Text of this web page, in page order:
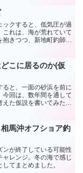
ックすると、低気圧が過
これは、海が荒れていて
きつつ、新地町釣師浜
こに居るのか(仮
と、一面の砂浜を前に
回は、数年間を通して
た仮説を書いてみたい
馬沖オフショア釣
ンが終了している可能性
レンジ。冬の海で感じ
てまとめました。